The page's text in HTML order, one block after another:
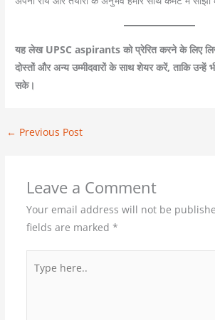
यह लेख UPSC aspirants को प्रेरित करने के लिए
दोस्तों और अन्य उम्मीदवारों के साथ शेयर करें, ताकि उन्हें
सके।
← Previous Post
Leave a Comment
Your email address will not be
fields are marked *
here..